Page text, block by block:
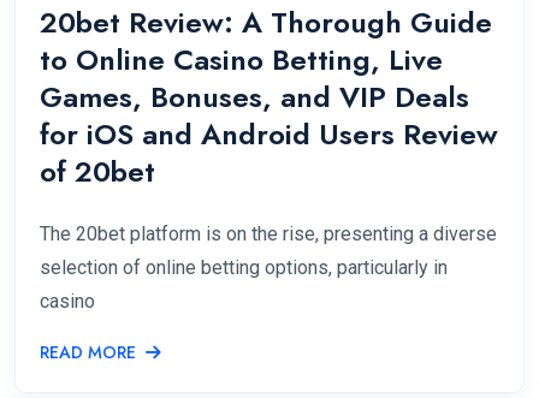
20bet Review: A Thorough Guide
to Online Casino Betting, Live
Games, Bonuses, and VIP Deals
for iOS and Android Users Review
of 20bet
The 20bet platform is on the rise, presenting a diverse
selection of online betting options, particularly in
casino
READ MORE